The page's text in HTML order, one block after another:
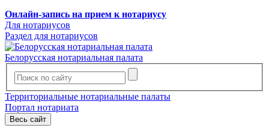
Онлайн-запись на прием к нотариусу
Для нотариусов
Раздел для нотариусов
Белорусская нотариальная палата
Территориальные нотариальные палаты
Портал нотариата
Весь сайт